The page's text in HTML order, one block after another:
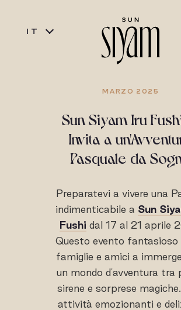
IT
MARZO 2025
Sun Siyam Iru
Invita a
Pasquale da
Preparatevi a vivere una
indimenticabile a Sun
Fushi dal 17 al 21 aprile
Questo evento fantasioso
famiglie e amici a
un mondo d'avventura tra
sirene e sorprese
attività emozionanti e